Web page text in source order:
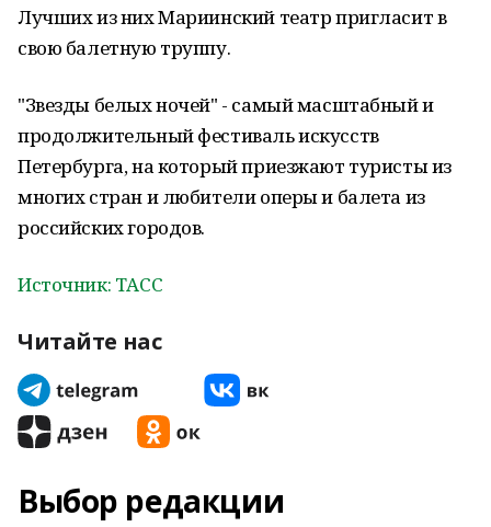
Лучших из них Мариинский театр пригласит в
свою балетную труппу.
"Звезды белых ночей" - самый масштабный и
продолжительный фестиваль искусств
Петербурга, на который приезжают туристы из
многих стран и любители оперы и балета из
российских городов.
Источник: ТАСС
Читайте нас
Выбор редакции